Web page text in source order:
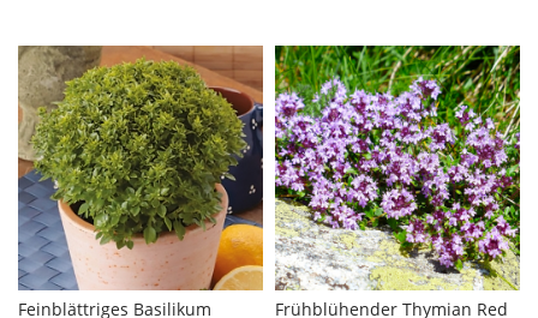
Feinblättriges Basilikum Frühblühender Thymian Red